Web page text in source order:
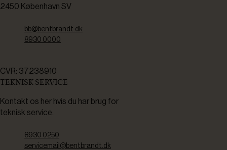
2450 København SV
bb@bentbrandt.dk
8930 0000
CVR: 37238910
TEKNISK SERVICE
Kontakt os her hvis du har brug for
teknisk service.
8930 0250
servicemail@bentbrandt.dk